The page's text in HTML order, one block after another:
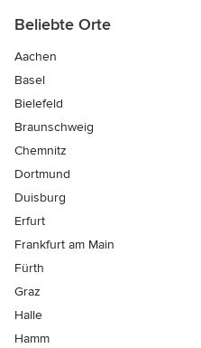
Beliebte Orte
Aachen
Basel
Bielefeld
Braunschweig
Chemnitz
Dortmund
Duisburg
Erfurt
Frankfurt am Main
Fürth
Graz
Halle
Hamm